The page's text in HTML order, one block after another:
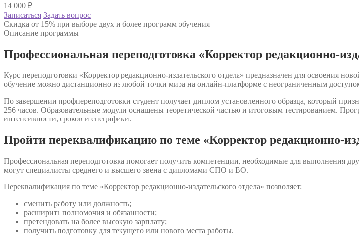
14 000 ₽
Записаться Задать вопрос
Скидка от 15% при выборе двух и более программ обучения
Описание программы
Профессиональная переподготовка «Корректор редакционно-
Курс переподготовки «Корректор редакционно-издательского отдела» предназначен для освоения
обучение можно дистанционно из любой точки мира на онлайн-платформе с неограниченным
По завершении профпереподготовки студент получает диплом установленного образца, который
256 часов. Образовательные модули оснащены теоретической частью и итоговым тестированием.
интенсивности, сроков и специфики.
Пройти переквалификацию по теме «Корректор редакционно-
Профессиональная переподготовка помогает получить компетенции, необходимые для выполнения
могут специалисты среднего и высшего звена с дипломами СПО и ВО.
Переквалификация по теме «Корректор редакционно-издательского отдела» позволяет:
сменить работу или должность;
расширить полномочия и обязанности;
претендовать на более высокую зарплату;
получить подготовку для текущего или нового места работы.